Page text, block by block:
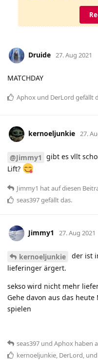
Druide 27. Aug 2021
MATCHDAY
Aphox und DerLord gefällt
kernoeljunkie 27.
@Jimmy1 gibt es vllt
Lift?
Jimmy1 hatauf diesen
seas397gefällt das.
Jimmy1 27. Aug 2021
kernoeljunkie
der ist
lieferinger ärgert.
sekso wird nicht mehr
Gehe davon aus das
spielen
seas397 und Aphox haben
kernoeljunkie, DerLord, und